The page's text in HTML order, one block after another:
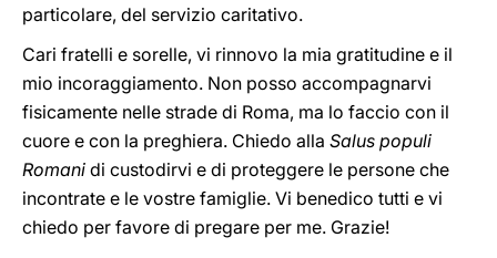
particolare, del servizio caritativo.
Cari fratelli e sorelle, vi rinnovo la mia gratitudine e il
mio incoraggiamento. Non posso accompagnarvi
fisicamente nelle strade di Roma, ma lo faccio con il
cuore e con la preghiera. Chiedo alla Salus populi
Romani di custodirvi e di proteggere le persone che
incontrate e le vostre famiglie. Vi benedico tutti e vi
chiedo per favore di pregare per me. Grazie!